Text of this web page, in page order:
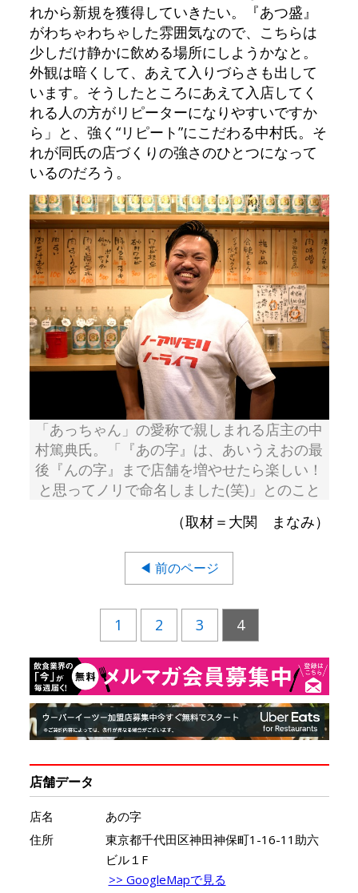
れから新規を獲得していきたい。『あつ盛』
がわちゃわちゃした雰囲気なので、こちらは
少しだけ静かに飲める場所にしようかなと。
外観は暗くして、あえて入りづらさも出して
います。そうしたところにあえて入店してく
れる人の方がリピーターになりやすいですか
ら」と、強く“リピート”にこだわる中村氏。そ
れが同氏の店づくりの強さのひとつになって
いるのだろう。
「あっちゃん」の愛称で親しまれる店主の中
村篤典氏。「『あの字』は、あいうえおの最
後『んの字』まで店舗を増やせたら楽しい！
と思ってノリで命名しました(笑)」とのこと
（取材＝大関 まなみ）
◀ 前のページ
1 2 3 4
店舗データ
店名
あの字
住所
東京都千代田区神田神保町1-16-11助六
ビル１F
>> GoogleMapで見る